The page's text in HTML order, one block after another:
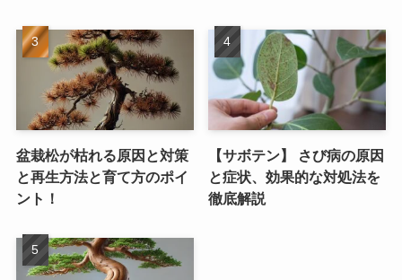
盆栽松が枯れる原因と対策
と再生方法と育て方のポイ
ント！
【サボテン】 さび病の原因
と症状、効果的な対処法を
徹底解説